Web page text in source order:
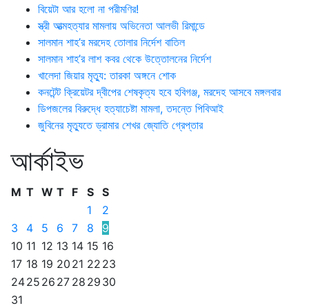
বিয়েটা আর হলো না পরীমণির!
স্ত্রী আত্মহত্যার মামলায় অভিনেতা আলভী রিমান্ডে
সালমান শাহ’র মরদেহ তোলার নির্দেশ বাতিল
সালমান শাহ’র লাশ কবর থেকে উত্তোলনের নির্দেশ
খালেদা জিয়ার মৃত্যু: তারকা অঙ্গনে শোক
কনটেন্ট ক্রিয়েটর দ্বীপের শেষকৃত্য হবে হবিগঞ্জ, মরদেহ আসবে মঙ্গলবার
ডিপজলের বিরুদ্ধে হত্যাচেষ্টা মামলা, তদন্তে পিবিআই
জুবিনের মৃত্যুতে ড্রামার শেখর জ্যোতি গ্রেপ্তার
আর্কাইভ
M T W T F S S
1
2
3
4 5 6 7 8
9
10 11 12 13 14 15 16
17 18 19 20 21 22 23
2425 26 27 28 29 30
31